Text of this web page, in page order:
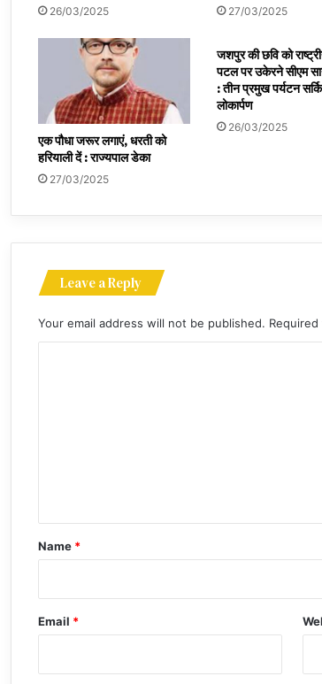
26/03/2025 27/03/2025
एक पौधा जरूर लगाएं, धरती को
हरियाली दें : राज्यपाल डेका
27/03/2025
जशपुर की छवि को
पटल पर उकेरने सीएम
: तीन प्रमुख पर्यटन
लोकार्पण
26/03/2025
Leave a Reply
Your email address will not be published.
*
Name *
Email *